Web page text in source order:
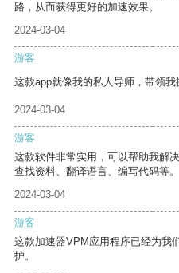
路，从而获得更好的加速效果。
2024-03-04
游客
这款app就像我的私人导师，带领我
2024-03-04
游客
这款软件非常实用，可以帮助我解
查找资料、翻译语言、编写代码等。
2024-03-04
游客
这款加速器VPM应用程序已经为我
护。